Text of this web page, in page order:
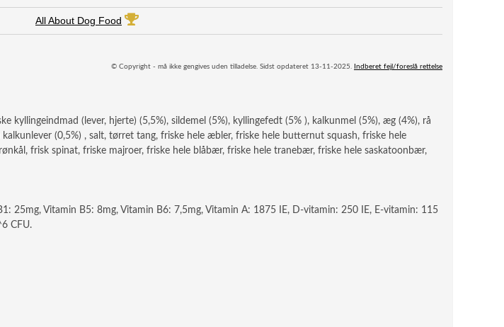
All About Dog Food
© Copyright - må ikke gengives uden tilladelse. Sidst opdateret 13-11-2025. Indberet fejl/foreslå rettelse
kyllingeindmad (lever, hjerte) (5,5%), sildemel (5%), kyllingefedt (5% ), kalkunmel (5%), æg (4%), rå
(0,5%) , salt, tørret tang, friske hele æbler, friske hele butternut squash, friske hele
frisk spinat, friske majroer, friske hele blåbær, friske hele tranebær, friske hele saskatoonbær,
25mg, Vitamin B5: 8mg, Vitamin B6: 7,5mg, Vitamin A: 1875 IE, D-vitamin: 250 IE, E-vitamin: 115
CFU.